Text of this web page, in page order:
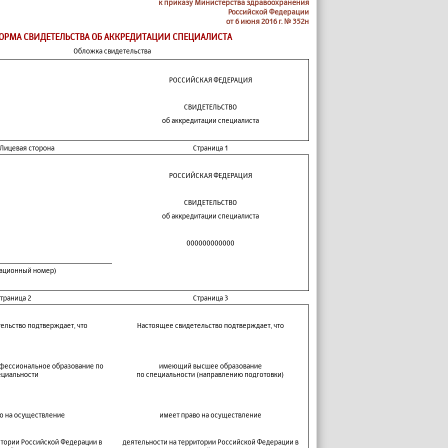
к приказу Министерства здравоохранения
Российской Федерации
от 6 июня 2016 г. № 352н
СВИДЕТЕЛЬСТВА ОБ АККРЕДИТАЦИИ СПЕЦИАЛИСТА
Обложка свидетельства
РОССИЙСКАЯ ФЕДЕРАЦИЯ
СВИДЕТЕЛЬСТВО
об аккредитации специалиста
сторона Страница 1
РОССИЙСКАЯ ФЕДЕРАЦИЯ
СВИДЕТЕЛЬСТВО
об аккредитации специалиста
000000000000
номер)
2 Страница 3
подтверждает, что Настоящее свидетельство подтверждает, что
образование по
имеющий высшее образование
по специальности (направлению подготовки)
на осуществление имеет право на осуществление
Российской Федерации в
деятельности на территории Российской Федерации в